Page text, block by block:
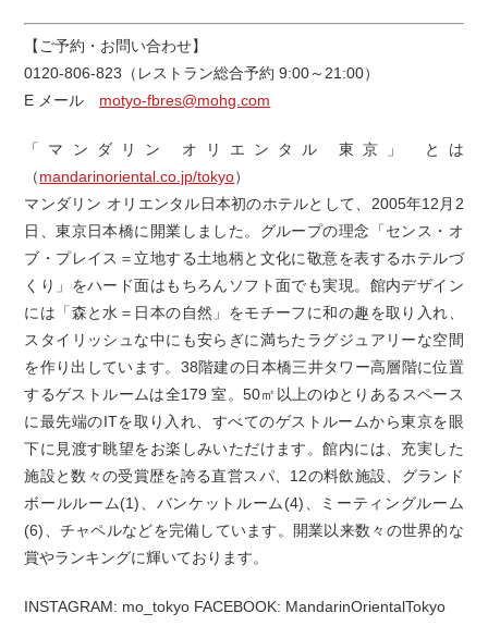
【ご予約・お問い合わせ】
0120-806-823（レストラン総合予約 9:00～21:00）
E メール motyo-fbres@mohg.com
「マンダリン オリエンタル 東京」 とは
（mandarinoriental.co.jp/tokyo）
マンダリン オリエンタル日本初のホテルとして、2005年12月2
日、東京日本橋に開業しました。グループの理念「センス・オ
ブ・プレイス＝立地する土地柄と文化に敬意を表するホテルづ
くり」をハード面はもちろんソフト面でも実現。館内デザイン
には「森と水＝日本の自然」をモチーフに和の趣を取り入れ、
スタイリッシュな中にも安らぎに満ちたラグジュアリーな空間
を作り出しています。38階建の日本橋三井タワー高層階に位置
するゲストルームは全179 室。50㎡以上のゆとりあるスペース
に最先端のITを取り入れ、すべてのゲストルームから東京を眼
下に見渡す眺望をお楽しみいただけます。館内には、充実した
施設と数々の受賞歴を誇る直営スパ、12の料飲施設、グランド
ボールルーム(1)、バンケットルーム(4)、ミーティングルーム
(6)、チャペルなどを完備しています。開業以来数々の世界的な
賞やランキングに輝いております。
INSTAGRAM: mo_tokyo FACEBOOK: MandarinOrientalTokyo